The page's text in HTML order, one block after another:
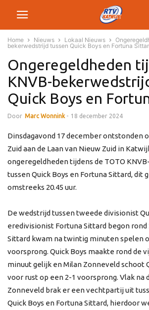
Home Nieuws Lokaal Nieuws
bekerwedstrijd tussen Quick Boys en Fortuna
Ongeregeldheden
KNVB-
Quick Boys en
Door Marc Wonnink - 18 december 2024
Dinsdagavond 17 december ontstonden
Zuid aan de Laan van Nieuw Zuid in
ongeregeldheden tijdens de TOTO
tussen Quick Boys en Fortuna Sittard, dit
omstreeks 20.45 uur.
De wedstrijd tussen tweede divisionist
eredivisionist Fortuna Sittard begon rond
Sittard kwam na twintig minuten spelen
voorsprong. Quick Boys maakte rond de
minuut gelijk en Milan Zonneveld schoot
voor rust op een 2-1 voorsprong. Vlak na
Zonneveld brak er een vechtpartij uit
Quick Boys en Fortuna Sittard, hierdoor